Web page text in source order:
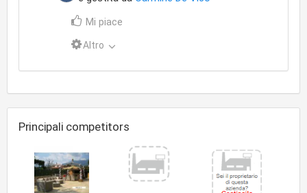
Mi piace
Altro
Principali competitors